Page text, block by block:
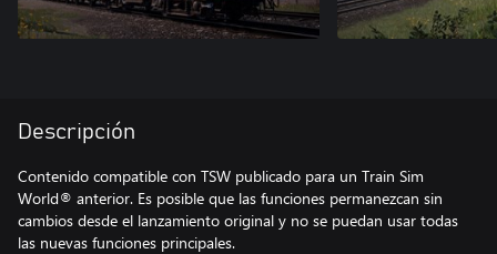
Descripción
Contenido compatible con TSW publicado para un Train Sim
World® anterior. Es posible que las funciones permanezcan sin
cambios desde el lanzamiento original y no se puedan usar todas
las nuevas funciones principales.